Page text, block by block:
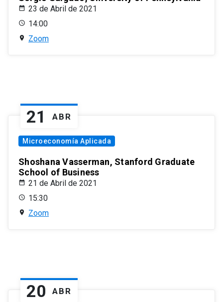
23 de Abril de 2021
14:00
Zoom
21 ABR
Microeconomía Aplicada
Shoshana Vasserman, Stanford Graduate
School of Business
21 de Abril de 2021
15:30
Zoom
20 ABR